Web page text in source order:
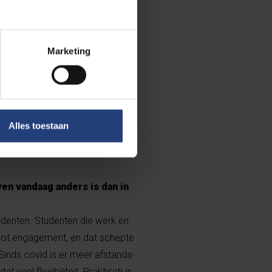
Marketing
Alles toestaan
Wat ik in die periode erg
tussen studenten en
op je hebben nagelaten?
ik volgde, was een les van
vandaag anders is dan in
Studenten die werk en
engagement, en dat schepte
covid is er meer afstands-